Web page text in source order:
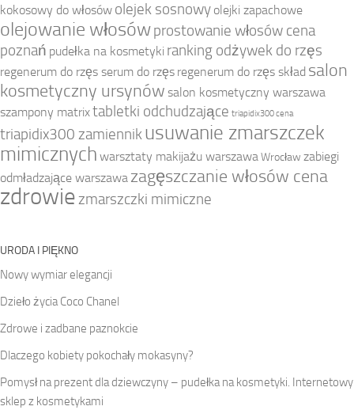
kokosowy do włosów olejek sosnowy olejki zapachowe
olejowanie włosówprostowanie włosów cena
poznań pudełka na kosmetyki ranking odżywek do rzęs
regenerum do rzęs serum do rzęs regenerum do rzęs skład salon
kosmetyczny ursynów salon kosmetyczny warszawa
szampony matrixtabletki odchudzające triapidix300 cena
triapidix300 zamiennikusuwanie zmarszczek
mimicznych warsztaty makijażu warszawaWrocław zabiegi
odmładzające warszawa zagęszczanie włosów cena
zdrowiezmarszczki mimiczne
URODA I PIĘKNO
Nowy wymiar elegancji
Dzieło życia Coco Chanel
Zdrowe i zadbane paznokcie
Dlaczego kobiety pokochały mokasyny?
Pomysł na prezent dla dziewczyny – pudełka na kosmetyki. Internetowy
sklep z kosmetykami